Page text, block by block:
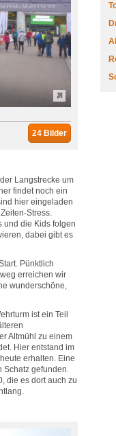
24 Bilder
Langstrecke um
findet noch ein
hier eingeladen
Stress.
und die Kids folgen
dabei gibt es
Pünktlich
erreichen wir
wunderschöne,
ist ein Teil
Altmühl zu einem
Hier entstand im
erhalten. Eine
Schatz gefunden.
die es dort auch zu